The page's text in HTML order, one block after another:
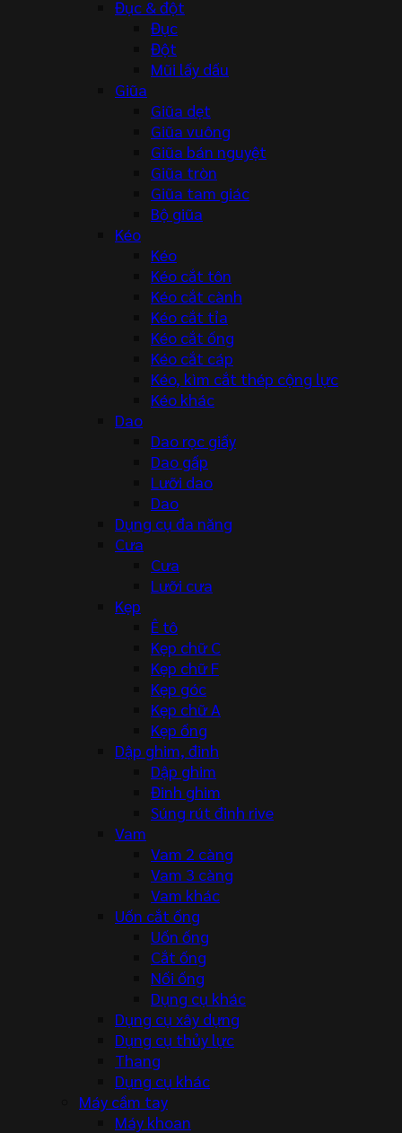
Đục & đột
Đục
Đột
Mũi lấy dấu
Giũa
Giũa dẹt
Giũa vuông
Giũa bán nguyệt
Giũa tròn
Giũa tam giác
Bộ giũa
Kéo
Kéo
Kéo cắt tôn
Kéo cắt cành
Kéo cắt tỉa
Kéo cắt ống
Kéo cắt cáp
Kéo, kìm cắt thép cộng lực
Kéo khác
Dao
Dao rọc giấy
Dao gấp
Lưỡi dao
Dao
Dụng cụ đa năng
Cưa
Cưa
Lưỡi cưa
Kẹp
Ê tô
Kẹp chữ C
Kẹp chữ F
Kẹp góc
Kẹp chữ A
Kẹp ống
Dập ghim, đinh
Dập ghim
Đinh ghim
Súng rút đinh rive
Vam
Vam 2 càng
Vam 3 càng
Vam khác
Uốn cắt ống
Uốn ống
Cắt ống
Nối ống
Dụng cụ khác
Dụng cụ xây dựng
Dụng cụ thủy lực
Thang
Dụng cụ khác
Máy cầm tay
Máy khoan